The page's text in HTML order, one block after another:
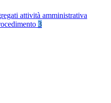
attività amministrativa
3